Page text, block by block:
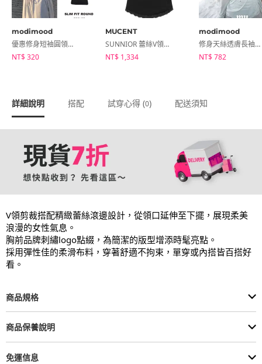
modimood
優惠修身短袖圓領T恤
NT$ 320
MUCENT
SUNNIOR 蕾絲V領短袖T恤
NT$ 1,334
modimood
修身天絲透膚長袖T恤
NT$ 782
詳細說明 搭配 試穿心得 (0) 配送須知
V領剪裁搭配精緻蕾絲滾邊設計，從領口延伸至下擺，展現柔美
浪漫的女性氣息。
胸前品牌刺繡logo點綴，為簡潔的版型增添時髦亮點。
採用彈性佳的柔滑布料，穿著舒適不拘束，單穿或內搭皆百搭好
看。
商品規格
商品保養說明
免運信息